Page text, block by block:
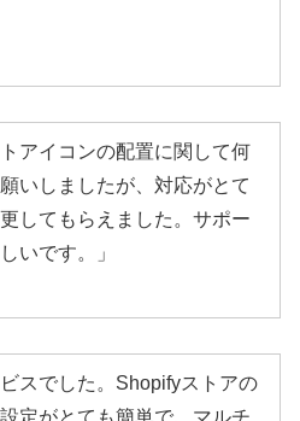
アイコンの配置に関して何
いしましたが、対応がとて
してもらえました。サポー
いです。」
ビスでした。Shopifyストアの
定がとても簡単で、マルチ